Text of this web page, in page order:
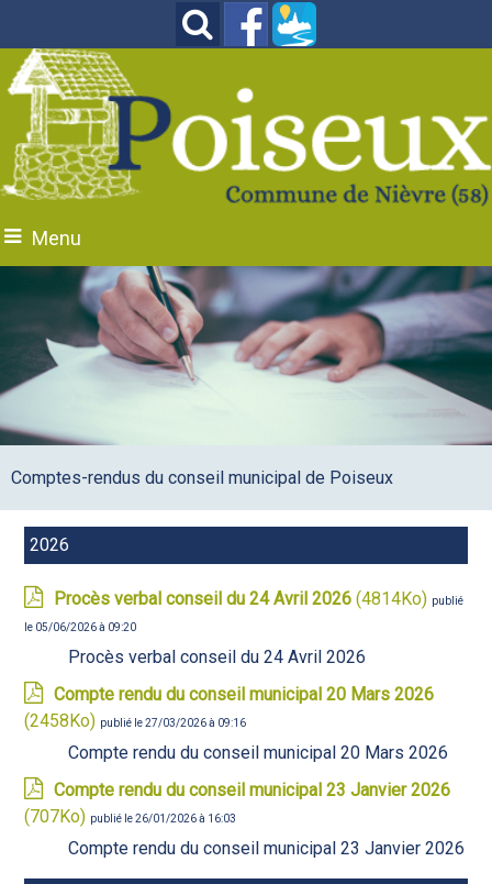
Menu
Comptes-rendus du conseil municipal de Poiseux
2026
Procès verbal conseil du 24 Avril 2026 (4814Ko) publié
le 05/06/2026 à 09:20
Procès verbal conseil du 24 Avril 2026
Compte rendu du conseil municipal 20 Mars 2026
(2458Ko) publié le 27/03/2026 à 09:16
Compte rendu du conseil municipal 20 Mars 2026
Compte rendu du conseil municipal 23 Janvier 2026
(707Ko) publié le 26/01/2026 à 16:03
Compte rendu du conseil municipal 23 Janvier 2026